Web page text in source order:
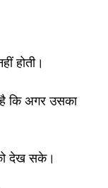
होती।
कि अगर उसका
देख सके।